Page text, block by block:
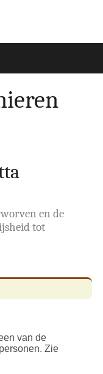
en de
tot
van de
Zie